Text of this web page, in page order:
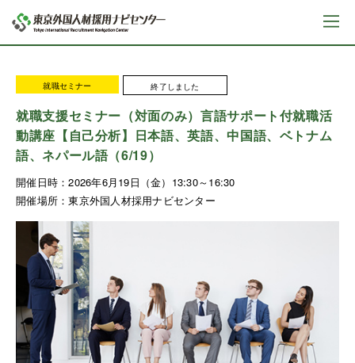
就職セミナー 終了しました
就職支援セミナー（対面のみ）言語サポート付就職活
動講座【自己分析】日本語、英語、中国語、ベトナム
語、ネパール語（6/19）
開催日時：2026年6月19日（金）13:30～16:30
開催場所：東京外国人材採用ナビセンター